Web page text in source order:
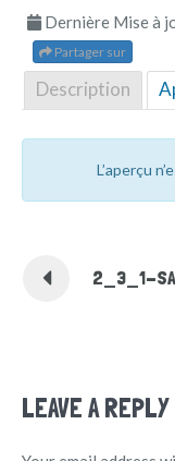
Dernière Mise à
Partager sur
Description
L’aperçu
2_3_1-
LEAVE A REPLY